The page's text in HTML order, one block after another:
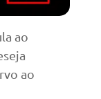
ao
ao